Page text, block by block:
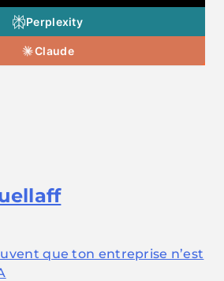
Perplexity
Claude
que ton entreprise n’est